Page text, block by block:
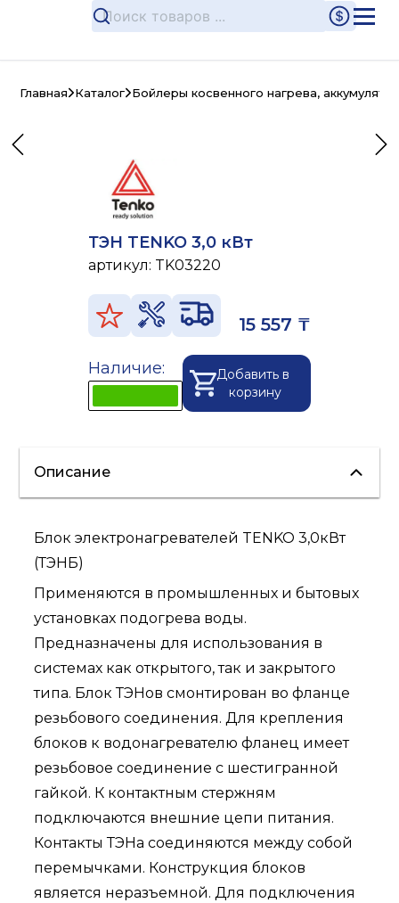
Главная Каталог Бойлеры косвенного нагрева,
ТЭН TENKO 3,0 кВт
артикул: TK03220
15 557 ₸
Наличие:
Добавить в
корзину
Описание
Блок электронагревателей TENKO 3,0кВт
(ТЭНБ)
Применяются в промышленных и бытовых
установках подогрева воды.
Предназначены для использования в
системах как открытого, так и закрытого
типа. Блок ТЭНов смонтирован во фланце
резьбового соединения. Для крепления
блоков к водонагревателю фланец имеет
резьбовое соединение с шестигранной
гайкой. К контактным стержням
подключаются внешние цепи питания.
Контакты ТЭНа соединяются между собой
перемычками. Конструкция блоков
является неразъемной. Для подключения